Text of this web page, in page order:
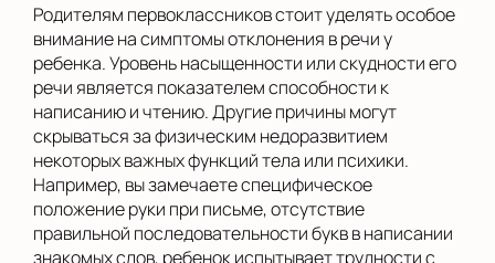
Родителям первоклассников стоит уделять особое
внимание на симптомы отклонения в речи у
ребенка. Уровень насыщенности или скудности его
речи является показателем способности к
написанию и чтению. Другие причины могут
скрываться за физическим недоразвитием
некоторых важных функций тела или психики.
Например, вы замечаете специфическое
положение руки при письме, отсутствие
правильной последовательности букв в написании
знакомых слов, ребенок испытывает трудности с